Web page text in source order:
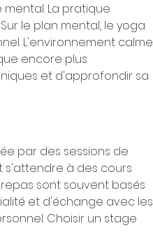
La pratique
le plan mental, le yoga
L'environnement calme
encore plus
et d'approfondir sa
par des sessions de
s'attendre à des cours
sont souvent basés
et d'échange avec les
Choisir un stage